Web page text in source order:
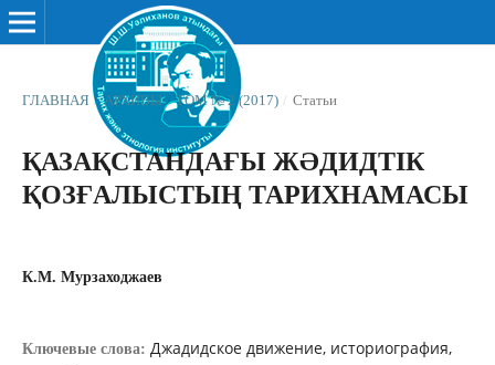
ГЛАВНАЯ / АРХИВЫ / ТОМ № 2 (2017) / Статьи
ҚАЗАҚСТАНДАҒЫ ЖƏДИДТІК
ҚОЗҒАЛЫСТЫҢ ТАРИХНАМАСЫ
К.М. Мурзаходжаев
Ключевые слова: Джадидское движение, историография,